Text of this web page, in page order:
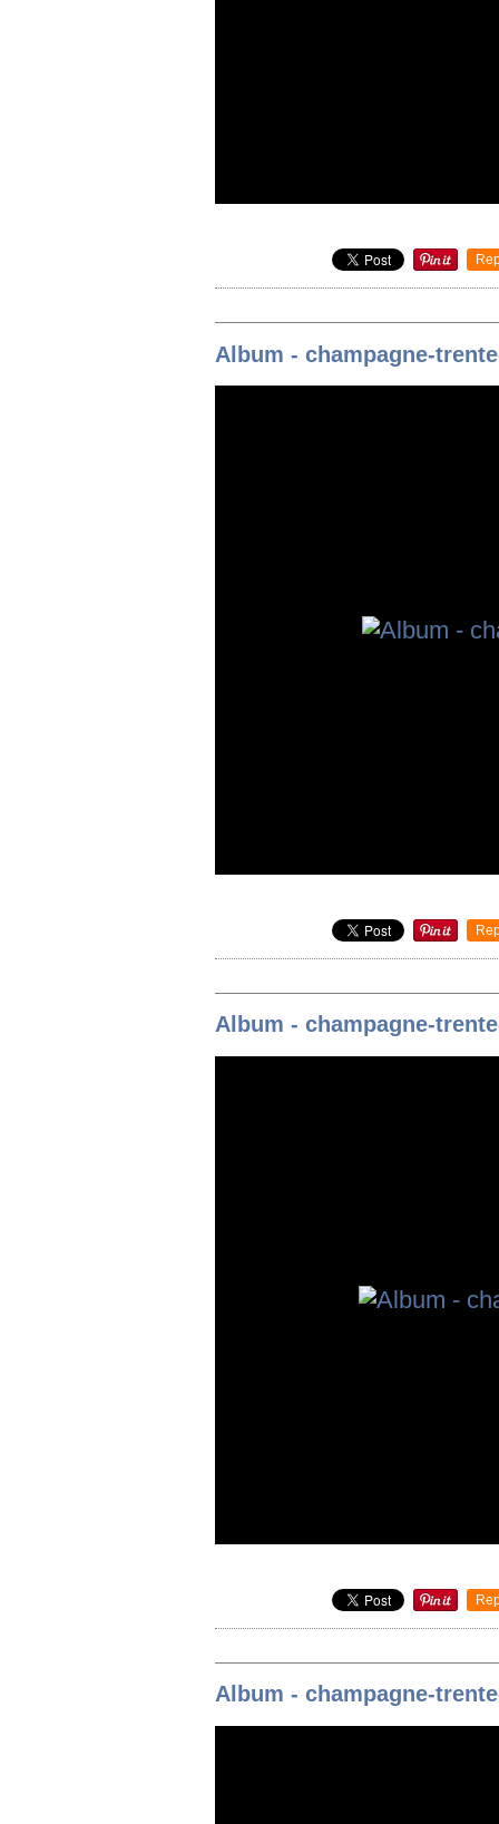
Album - champagne-
Album - champagne-
Album - champagne-